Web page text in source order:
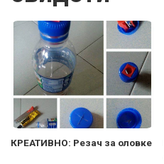
КРЕАТИВНО: Резач за оловке